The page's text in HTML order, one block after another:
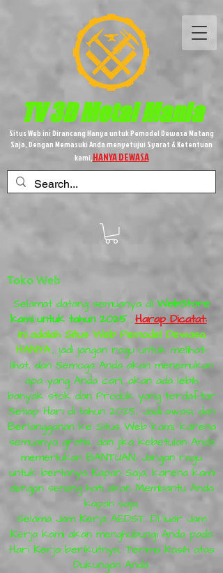
TV 3DMetalMania
Situs Web ini Dirancang Hanya untuk Pemodel Dewasa Matang
Saja, Dengan Memasuki Anda menyetujui Syarat & Ketentuan
kami,HANYA DEWASA
Toko Web
Selamat datang semuanya di WebStore
kami untuk tahun 2025,Harap Dicatat:
Ini adalah Situs Web Pemodel Dewasa
HANYA, jadi jangan ragu untuk melihat-
lihat, dan Semoga Anda akan menemukan
apa yang Anda cari, akan ada lebih
banyak stok dan Produk yang terdaftar
Setiap Hari di tahun 2025, Jadi awasi, dan
Berlangganan ke Situs Web kami, karena
semuanya gratis, dan jika kebetulan Anda
memerlukan BANTUAN, Jangan ragu
untuk bertanya Kapan Saja, karena kami
dengan senang hati akan Membantu Anda
kapan saja,
Selama Jam Kerja AEDST. Di luar Jam
Kerja kami akan menghubungi Anda pada
Hari Kerja berikutnya, Terima Kasih atas
Dukungan Anda.